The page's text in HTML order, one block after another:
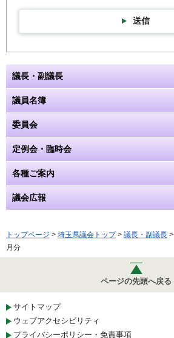
送信
議長・副議長
議員名簿
委員会
定例会・臨時会
各種ご案内
議会広報
トップページ > 埼玉県議会トップ> 議長・副議長 >
月分
ページの先頭へ戻る
サイトマップ
ウェブアクセシビリティ
プライバシーポリシー・免責事項